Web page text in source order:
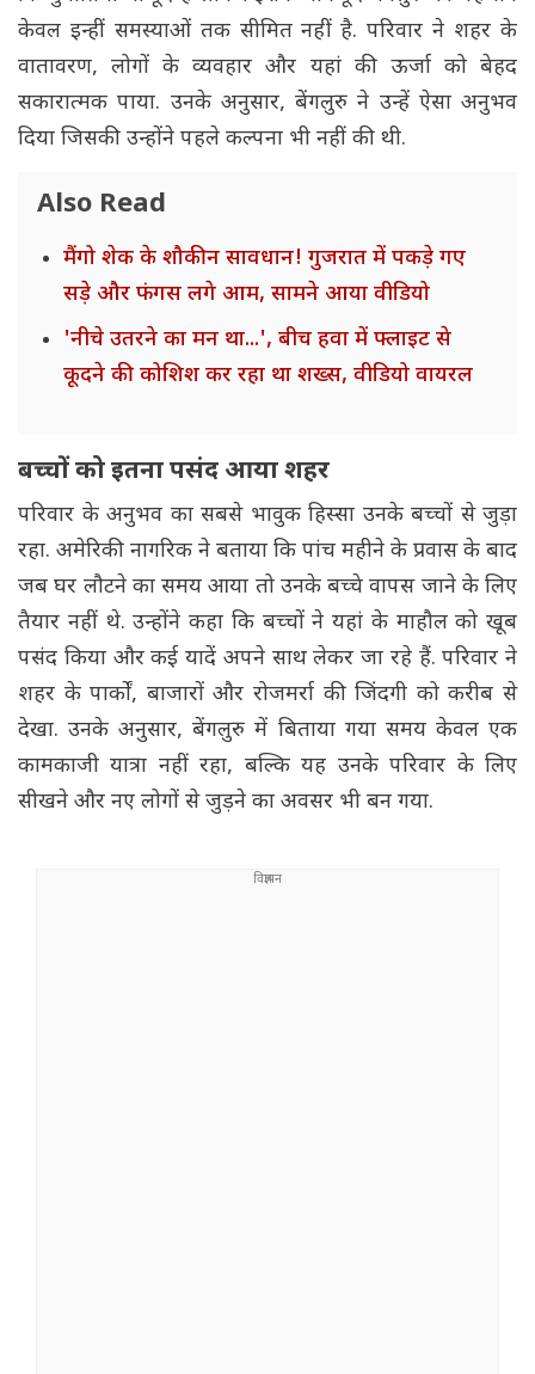
केवल इन्हीं समस्याओं तक सीमित नहीं है. परिवार ने शहर के
वातावरण, लोगों के व्यवहार और यहां की ऊर्जा को बेहद
सकारात्मक पाया. उनके अनुसार, बेंगलुरु ने उन्हें ऐसा अनुभव
दिया जिसकी उन्होंने पहले कल्पना भी नहीं की थी.
Also Read
मैंगो शेक के शौकीन सावधान! गुजरात में पकड़े गए
सड़े और फंगस लगे आम, सामने आया वीडियो
'नीचे उतरने का मन था...', बीच हवा में फ्लाइट से
कूदने की कोशिश कर रहा था शख्स, वीडियो वायरल
बच्चों को इतना पसंद आया शहर
परिवार के अनुभव का सबसे भावुक हिस्सा उनके बच्चों से जुड़ा
रहा. अमेरिकी नागरिक ने बताया कि पांच महीने के प्रवास के बाद
जब घर लौटने का समय आया तो उनके बच्चे वापस जाने के लिए
तैयार नहीं थे. उन्होंने कहा कि बच्चों ने यहां के माहौल को खूब
पसंद किया और कई यादें अपने साथ लेकर जा रहे हैं. परिवार ने
शहर के पार्कों, बाजारों और रोजमर्रा की जिंदगी को करीब से
देखा. उनके अनुसार, बेंगलुरु में बिताया गया समय केवल एक
कामकाजी यात्रा नहीं रहा, बल्कि यह उनके परिवार के लिए
सीखने और नए लोगों से जुड़ने का अवसर भी बन गया.